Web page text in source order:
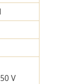
V